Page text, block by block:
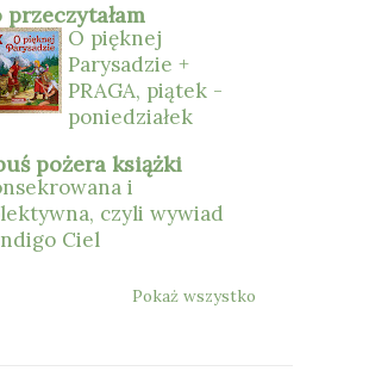
przeczytałam
O pięknej
Parysadzie +
PRAGA, piątek -
poniedziałek
pożera książki
i
czyli wywiad
Ciel
Pokaż wszystko